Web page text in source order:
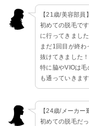
【21歳/美容部員】
初めての脱毛で
に行ってきました
まだ1回目が終
抜けてきました！
特に脇やVIOは
も通っていきます
【24歳/メーカー
初めての脱毛だ